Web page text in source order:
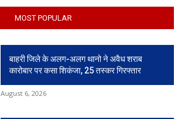
MOST POPULAR
बाहरी जिले के अलग-अलग थानो ने अवैध शराब
कारोबार पर कसा शिकंजा, 25 तस्कर गिरफ्तार
August 6, 2026